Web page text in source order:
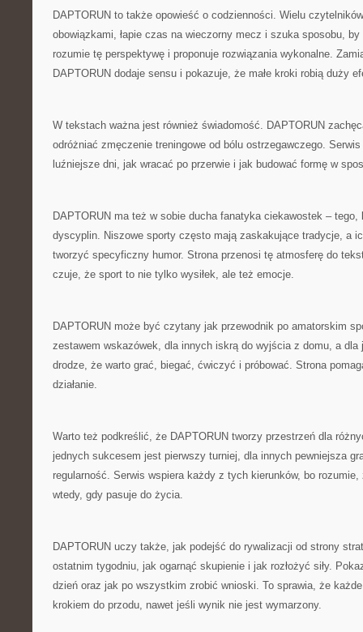
DAPTORUN to także opowieść o codzienności. Wielu
obowiązkami, łapie czas na wieczorny mecz i szuka sposobu,
rozumie tę perspektywę i proponuje rozwiązania wykonalne.
DAPTORUN dodaje sensu i pokazuje, że małe kroki robią duży
W tekstach ważna jest również świadomość. DAPTORUN
odróżniać zmęczenie treningowe od bólu ostrzegawczego.
luźniejsze dni, jak wracać po przerwie i jak budować formę w
DAPTORUN ma też w sobie ducha fanatyka ciekawostek –
dyscyplin. Niszowe sporty często mają zaskakujące tradycje, a
tworzyć specyficzny humor. Strona przenosi tę atmosferę do
czuje, że sport to nie tylko wysiłek, ale też emocje.
DAPTORUN może być czytany jak przewodnik po amatorskim
zestawem wskazówek, dla innych iskrą do wyjścia z domu, a dla
drodze, że warto grać, biegać, ćwiczyć i próbować. Strona
działanie.
Warto też podkreślić, że DAPTORUN tworzy przestrzeń dla
jednych sukcesem jest pierwszy turniej, dla innych pewniejsza
regularność. Serwis wspiera każdy z tych kierunków, bo
wtedy, gdy pasuje do życia.
DAPTORUN uczy także, jak podejść do rywalizacji od strony
ostatnim tygodniu, jak ogarnąć skupienie i jak rozłożyć siły.
dzień oraz jak po wszystkim zrobić wnioski. To sprawia, że
krokiem do przodu, nawet jeśli wynik nie jest wymarzony.